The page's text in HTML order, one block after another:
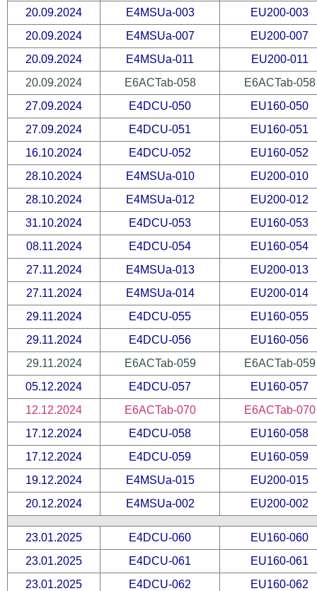
20.09.2024
E4MSUa-003
EU200-003
20.09.2024
E4MSUa-007
EU200-007
20.09.2024
E4MSUa-011
EU200-011
20.09.2024
E6ACTab-058
E6ACTab-058
27.09.2024
E4DCU-050
EU160-050
27.09.2024
E4DCU-051
EU160-051
16.10.2024
E4DCU-052
EU160-052
28.10.2024
E4MSUa-010
EU200-010
28.10.2024
E4MSUa-012
EU200-012
31.10.2024
E4DCU-053
EU160-053
08.11.2024
E4DCU-054
EU160-054
27.11.2024
E4MSUa-013
EU200-013
27.11.2024
E4MSUa-014
EU200-014
29.11.2024
E4DCU-055
EU160-055
29.11.2024
E4DCU-056
EU160-056
29.11.2024
E6ACTab-059
E6ACTab-059
05.12.2024
E4DCU-057
EU160-057
12.12.2024
E6ACTab-070
E6ACTab-070
17.12.2024
E4DCU-058
EU160-058
17.12.2024
E4DCU-059
EU160-059
19.12.2024
E4MSUa-015
EU200-015
20.12.2024
E4MSUa-002 EU200-002
23.01.2025 E4DCU-060
EU160-060
23.01.2025
E4DCU-061
EU160-061
23.01.2025
E4DCU-062
EU160-062